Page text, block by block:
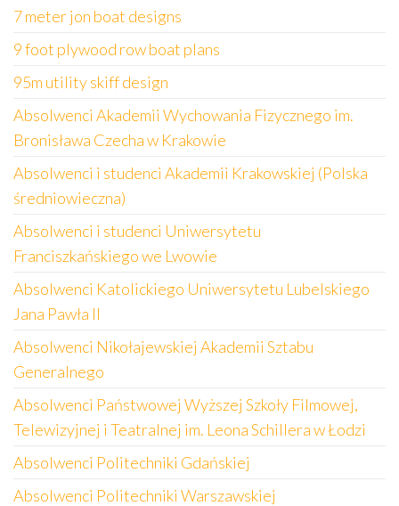
7 meter jon boat designs
9 foot plywood row boat plans
95m utility skiff design
Absolwenci Akademii Wychowania Fizycznego im.
Bronisława Czecha w Krakowie
Absolwenci i studenci Akademii Krakowskiej (Polska
średniowieczna)
Absolwenci i studenci Uniwersytetu
Franciszkańskiego we Lwowie
Absolwenci Katolickiego Uniwersytetu Lubelskiego
Jana Pawła II
Absolwenci Nikołajewskiej Akademii Sztabu
Generalnego
Absolwenci Państwowej Wyższej Szkoły Filmowej,
Telewizyjnej i Teatralnej im. Leona Schillera w Łodzi
Absolwenci Politechniki Gdańskiej
Absolwenci Politechniki Warszawskiej